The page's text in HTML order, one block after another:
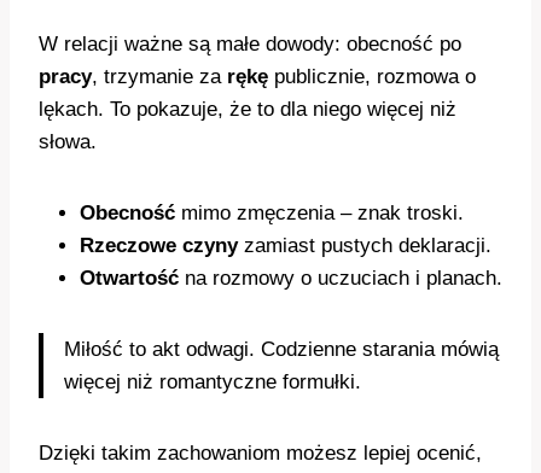
W relacji ważne są małe dowody: obecność po
pracy, trzymanie za rękę publicznie, rozmowa o
lękach. To pokazuje, że to dla niego więcej niż
słowa.
Obecność mimo zmęczenia – znak troski.
Rzeczowe czynyzamiast pustych deklaracji.
Otwartość na rozmowy o uczuciach i planach.
Miłość to akt odwagi. Codzienne starania mówią
więcej niż romantyczne formułki.
Dzięki takim zachowaniom możesz lepiej ocenić,